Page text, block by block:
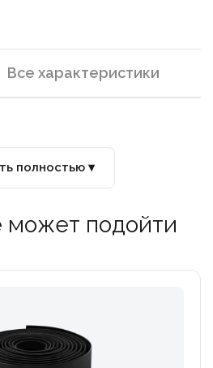
Все характеристики
полностью ▾
может подойти